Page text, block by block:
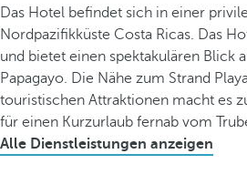
Das Hotel befindet sich in einer
Nordpazifikküste Costa Ricas. Das
und bietet einen spektakulären Blick
Papagayo. Die Nähe zum Strand
touristischen Attraktionen macht es
für einen Kurzurlaub fernab vom
Alle Dienstleistungen anzeigen